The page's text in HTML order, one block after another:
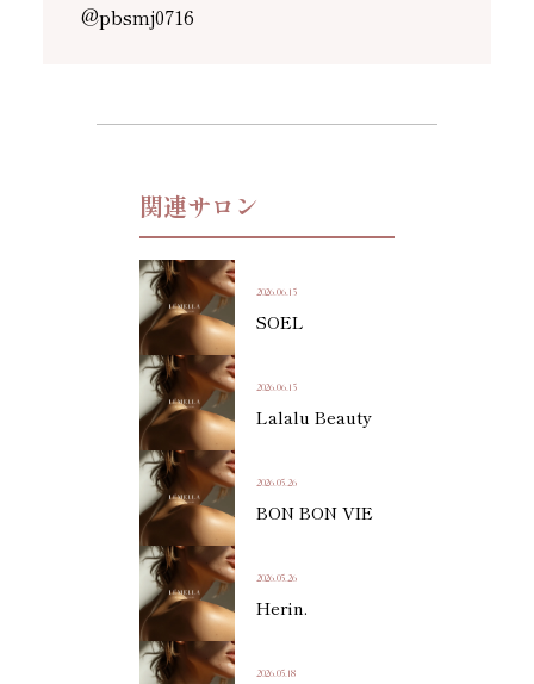
@pbsmj0716
関連サロン
2026.06.15
SOEL
2026.06.15
Lalalu Beauty
2026.05.26
BON BON VIE
2026.05.26
Herin.
2026.05.18